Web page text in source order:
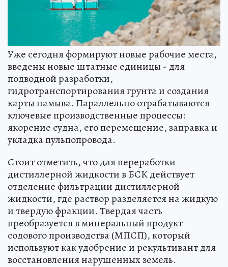
Уже сегодня формируют новые рабочие места,
введены новые штатные единицы - для
подводной разработки,
гидротранспортирования грунта и создания
карты намыва. Параллельно отрабатываются
ключевые производственные процессы:
якорение судна, его перемещение, заправка и
укладка пульпопровода.
Стоит отметить, что для переработки
дистиллерной жидкости в БСК действует
отделение фильтрации дистиллерной
жидкости, где раствор разделяется на жидкую
и твердую фракции. Твердая часть
преобразуется в минеральный продукт
содового производства (МПСП), который
используют как удобрение и рекультивант для
восстановления нарушенных земель.